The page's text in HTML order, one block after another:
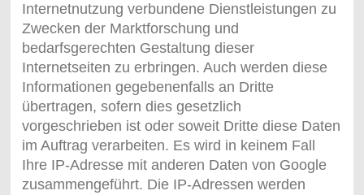
Internetnutzung verbundene Dienstleistungen zu
Zwecken der Marktforschung und
bedarfsgerechten Gestaltung dieser
Internetseiten zu erbringen. Auch werden diese
Informationen gegebenenfalls an Dritte
übertragen, sofern dies gesetzlich
vorgeschrieben ist oder soweit Dritte diese Daten
im Auftrag verarbeiten. Es wird in keinem Fall
Ihre IP-Adresse mit anderen Daten von Google
zusammengeführt. Die IP-Adressen werden